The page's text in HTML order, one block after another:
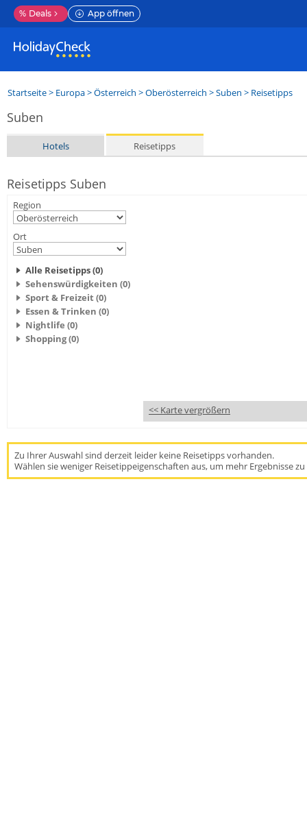
% Deals App öffnen
Startseite> Europa>Österreich >Oberösterreich >Suben > Reisetipps
Suben
Hotels Reisetipps
Reisetipps Suben
Region
Ort
Alle Reisetipps (0)
Sehenswürdigkeiten (0)
Sport & Freizeit (0)
Essen & Trinken (0)
Nightlife (0)
Shopping (0)
<< Karte vergrößern
Zu Ihrer Auswahl sind derzeit leider keine Reisetipps vorhanden.
Wählen sie weniger Reisetippeigenschaften aus, um mehr Ergebnisse